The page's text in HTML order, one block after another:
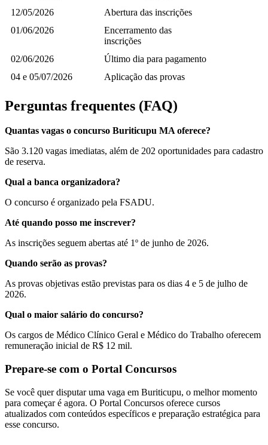
12/05/2026
Abertura das inscrições
01/06/2026
Encerramento das
inscrições
02/06/2026
Último dia para pagamento
04 e 05/07/2026
Aplicação das provas
Perguntas frequentes (FAQ)
Quantas vagas o concurso Buriticupu MA oferece?
São 3.120 vagas imediatas, além de 202 oportunidades para cadastro
de reserva.
Qual a banca organizadora?
O concurso é organizado pela FSADU.
Até quando posso me inscrever?
As inscrições seguem abertas até 1º de junho de 2026.
Quando serão as provas?
As provas objetivas estão previstas para os dias 4 e 5 de julho de
2026.
Qual o maior salário do concurso?
Os cargos de Médico Clínico Geral e Médico do Trabalho oferecem
remuneração inicial de R$ 12 mil.
Prepare-se com o Portal Concursos
Se você quer disputar uma vaga em Buriticupu, o melhor momento
para começar é agora. O Portal Concursos oferece cursos
atualizados com conteúdos específicos e preparação estratégica para
esse concurso.